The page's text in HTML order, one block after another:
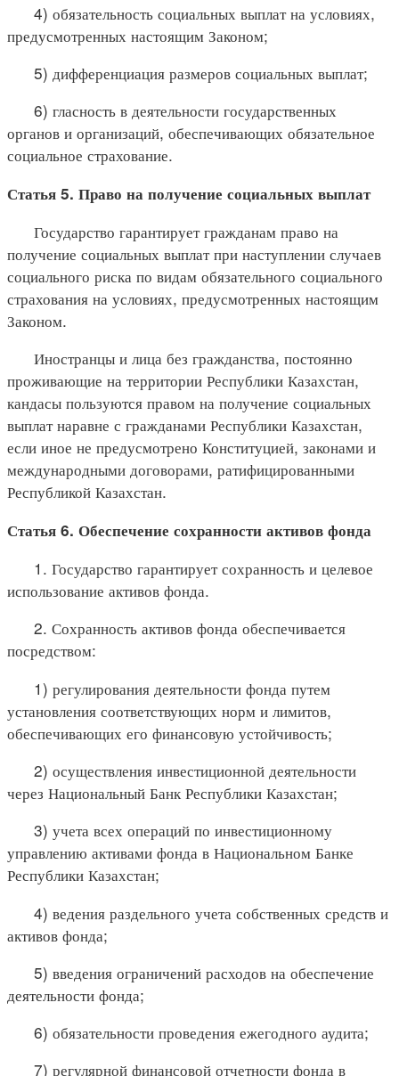
4) обязательность социальных выплат на условиях,
предусмотренных настоящим Законом;
5) дифференциация размеров социальных выплат;
6) гласность в деятельности государственных
органов и организаций, обеспечивающих обязательное
социальное страхование.
Статья 5. Право на получение социальных выплат
Государство гарантирует гражданам право на
получение социальных выплат при наступлении случаев
социального риска по видам обязательного социального
страхования на условиях, предусмотренных настоящим
Законом.
Иностранцы и лица без гражданства, постоянно
проживающие на территории Республики Казахстан,
кандасы пользуются правом на получение социальных
выплат наравне с гражданами Республики Казахстан,
если иное не предусмотрено Конституцией, законами и
международными договорами, ратифицированными
Республикой Казахстан.
Статья 6. Обеспечение сохранности активов фонда
1. Государство гарантирует сохранность и целевое
использование активов фонда.
2. Сохранность активов фонда обеспечивается
посредством:
1) регулирования деятельности фонда путем
установления соответствующих норм и лимитов,
обеспечивающих его финансовую устойчивость;
2) осуществления инвестиционной деятельности
через Национальный Банк Республики Казахстан;
3) учета всех операций по инвестиционному
управлению активами фонда в Национальном Банке
Республики Казахстан;
4) ведения раздельного учета собственных средств и
активов фонда;
5) введения ограничений расходов на обеспечение
деятельности фонда;
6) обязательности проведения ежегодного аудита;
7) регулярной финансовой отчетности фонда в